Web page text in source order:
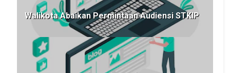
Walikota Abaikan Permintaan Audiensi STKIP